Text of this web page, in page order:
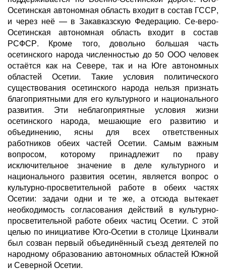
Осетинская автономная область входит в состав ГССР,
и через неё — в Закавказскую Федерацию. Се-веро-
Осетинская автономная область входит в состав
РСФСР. Кроме того, довольно большая часть
осетинского народа численностью до 50 ООО человек
остаётся как на Севере, так и на Юге автономных
областей Осетии. Такие условия политического
существования осетинского народа нельзя признать
благоприятными для его культурного и национального
развития. Эти неблагоприятные условия жизни
осетинского народа, мешающие его развитию и
объединению, ясны для всех ответственных
работников обеих частей Осетии. Самым важным
вопросом, которому принадлежит по праву
исключительное значение в деле культурного и
национального развития осетин, является вопрос о
культурно-просветительной работе в обеих частях
Осетии: задачи одни и те же, а отсюда вытекает
необходимость согласования действий в культурно-
просветительной работе обеих частиц Осетии. С этой
целью по инициативе Юго-Осетии в столице Цхинвали
был созван первый объединённый съезд деятелей по
народному образованию автономных областей Южной
и Северной Осетии.